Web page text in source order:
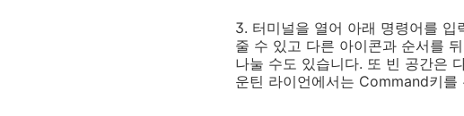
3. 터미널을 열어 아래 명령어를
줄 수 있고 다른 아이콘과 순서를
나눌 수도 있습니다. 또 빈 공간은
운틴 라이언에서는 Command키